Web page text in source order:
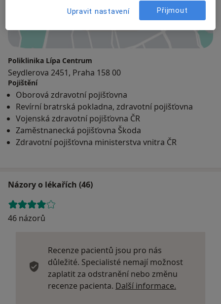
Poliklinika Lípa Centrum
Seydlerova 2451, Praha 158 00
Pojištění
Oborová zdravotní pojišťovna
Revírní bratrská pokladna, zdravotní pojišťovna
Vojenská zdravotní pojišťovna ČR
Zaměstnanecká pojišťovna Škoda
Zdravotní pojišťovna ministerstva vnitra ČR
Názory o lékařích (46)
46 názorů
Recenze pacientů jsou pro nás
důležité. Specialisté nemají možnost
zaplatit za odstranění nebo změnu
recenze pacienta. Další informace.
Upravit nastavení Přijmout